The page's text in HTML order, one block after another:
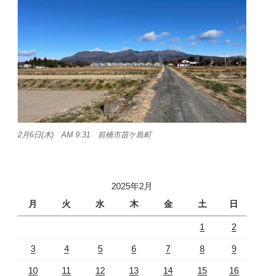
2月6日(木) AM 9:31 前橋市苗ケ島町
2025年2月
月
火 水 木 金 土 日
1 2
3 4 5 6 7 8 9
10 11 12 13 14 15 16